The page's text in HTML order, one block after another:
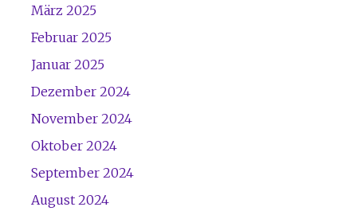
März 2025
Februar 2025
Januar 2025
Dezember 2024
November 2024
Oktober 2024
September 2024
August 2024